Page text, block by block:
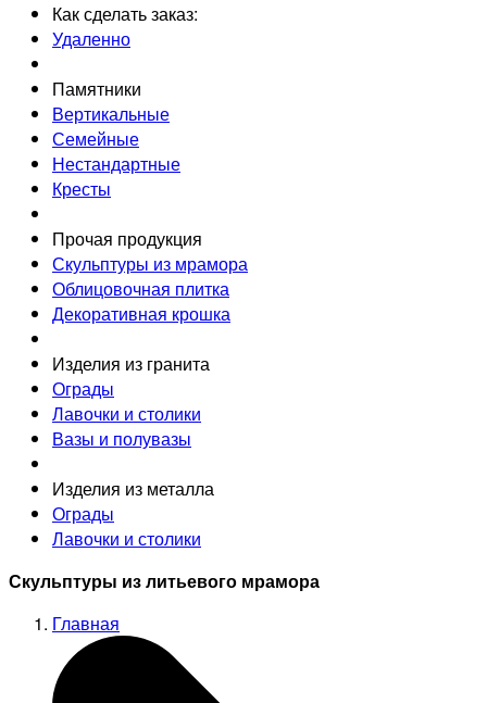
Как сделать заказ:
Удаленно
Памятники
Вертикальные
Семейные
Нестандартные
Кресты
Прочая продукция
Скульптуры из мрамора
Облицовочная плитка
Декоративная крошка
Изделия из гранита
Ограды
Лавочки и столики
Вазы и полувазы
Изделия из металла
Ограды
Лавочки и столики
Скульптуры из литьевого мрамора
Главная